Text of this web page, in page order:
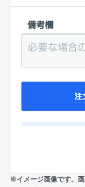
※イメージ画像です。画